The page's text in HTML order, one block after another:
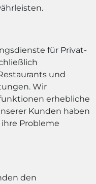
für Privat-
und
Wir
erhebliche
Kunden haben
Probleme
den